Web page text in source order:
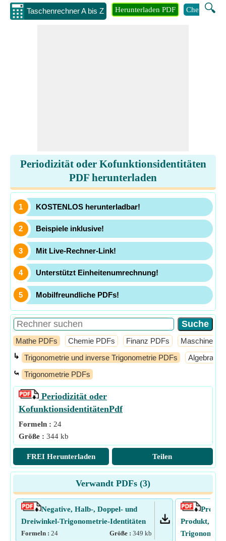
Taschenrechner A bis Z 🔍
Herunterladen PDF Chemie
Periodizität oder Kofunktionsidentitäten
PDF herunterladen
KOSTENLOS herunterladbar!
Beispiele inklusive!
Mit Live-Rechner-Link!
Unterstützt Einheitenumrechnung!
Mobilfreundliche PDFs!
Mathe PDFs Chemie PDFs Finanz PDFs
↳ Trigonometrie und inverse Trigonometrie PDFs Algebra
⤿ Trigonometrie PDFs
Periodizität oder
KofunktionsidentitätenPdf
Formeln : 24
Größe : 344 kb
FREI Herunterladen Teilen
Verwandt PDFs (3)
Negative, Halb-, Doppel- und
Dreiwinkel-Trigonometrie-Identitäten
Formeln : 24 Größe : 349 kb
Produkt,